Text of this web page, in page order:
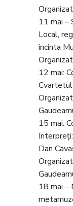
11 mai –
Local,
incinta
12 mai:
15 mai:
Dan
18 mai –